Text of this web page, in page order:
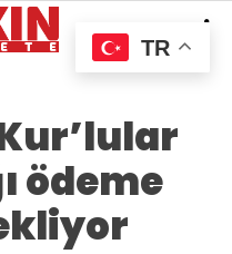
ödeme
TR